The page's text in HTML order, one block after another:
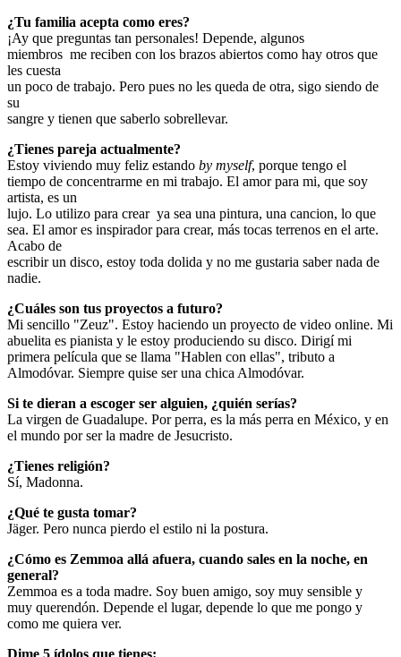
¿Tu familia acepta como eres?
¡Ay que preguntas tan personales! Depende, algunos
miembros me reciben con los brazos abiertos como hay otros que
les cuesta
un poco de trabajo. Pero pues no les queda de otra, sigo siendo de
su
sangre y tienen que saberlo sobrellevar.
¿Tienes pareja actualmente?
Estoy viviendo muy feliz estando by myself, porque tengo el
tiempo de concentrarme en mi trabajo. El amor para mi, que soy
artista, es un
lujo. Lo utilizo para crear ya sea una pintura, una cancion, lo que
sea. El amor es inspirador para crear, más tocas terrenos en el arte.
Acabo de
escribir un disco, estoy toda dolida y no me gustaria saber nada de
nadie.
¿Cuáles son tus proyectos a futuro?
Mi sencillo "Zeuz". Estoy haciendo un proyecto de video online. Mi
abuelita es pianista y le estoy produciendo su disco. Dirigí mi
primera película que se llama "Hablen con ellas", tributo a
Almodóvar. Siempre quise ser una chica Almodóvar.
Si te dieran a escoger ser alguien, ¿quién serías?
La virgen de Guadalupe. Por perra, es la más perra en México, y en
el mundo por ser la madre de Jesucristo.
¿Tienes religión?
Sí, Madonna.
¿Qué te gusta tomar?
Jäger. Pero nunca pierdo el estilo ni la postura.
¿Cómo es Zemmoa allá afuera, cuando sales en la noche, en
general?
Zemmoa es a toda madre. Soy buen amigo, soy muy sensible y
muy querendón. Depende el lugar, depende lo que me pongo y
como me quiera ver.
Dime 5 ídolos que tienes: